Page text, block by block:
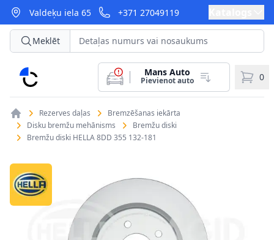
Valdeķu iela 65 +371 27049119
CarParts
Meklēt
Mans Auto
Pievienot auto 0
Rezerves daļas
Bremzēšanas iekārta
Disku bremžu mehānisms
Bremžu diski
Bremžu diski HELLA 8DD 355 132-181